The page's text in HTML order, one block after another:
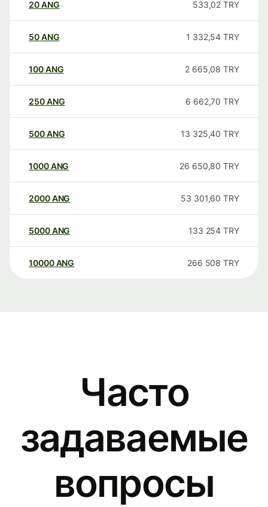
20ANG 533,02 TRY
50ANG 1 332,54 TRY
100ANG 2 665,08 TRY
250ANG 6 662,70 TRY
500ANG 13 325,40 TRY
1000ANG 26 650,80 TRY
2000ANG 53 301,60 TRY
5000ANG 133 254 TRY
10000 ANG 266 508 TRY
Часто
задаваемые
вопросы